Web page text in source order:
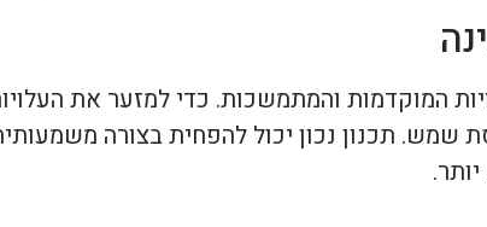
המוקדמות והמתמשכות. כדי למזער את
שמש. תכנון נכון יכול להפחית בצורה